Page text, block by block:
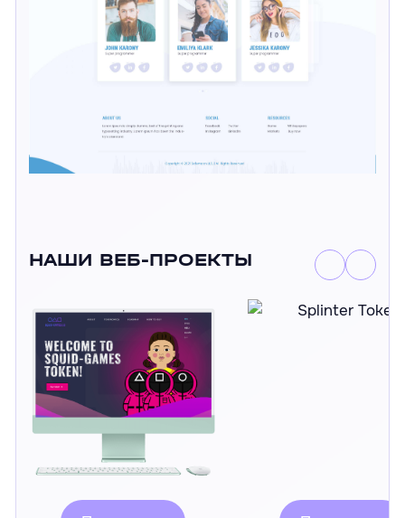
НАШИ ВЕБ-ПРОЕКТЫ